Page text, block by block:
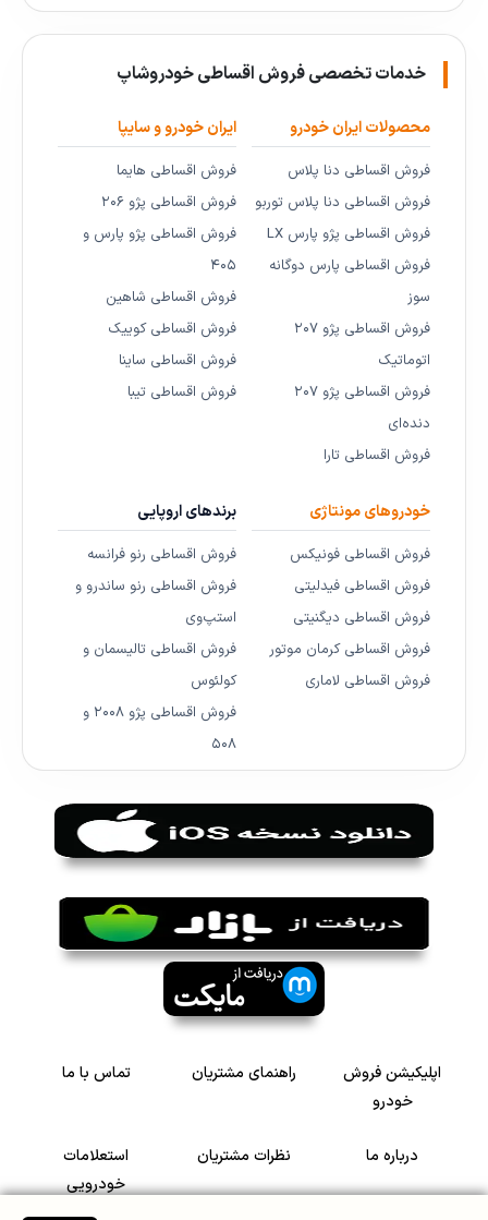
خدمات تخصصی فروش اقساطی خودروشاپ
محصولات ایران خودرو
فروش اقساطی دنا پلاس
فروش اقساطی دنا پلاس توربو
فروش اقساطی پژو پارس LX
فروش اقساطی پارس دوگانه
سوز
فروش اقساطی پژو ۲۰۷
اتوماتیک
فروش اقساطی پژو ۲۰۷
دنده‌ای
فروش اقساطی تارا
ایران خودرو و سایپا
فروش اقساطی هایما
فروش اقساطی پژو ۲۰۶
فروش اقساطی پژو پارس و
۴۰۵
فروش اقساطی شاهین
فروش اقساطی کوییک
فروش اقساطی ساینا
فروش اقساطی تیبا
خودروهای مونتاژی
فروش اقساطی فونیکس
فروش اقساطی فیدلیتی
فروش اقساطی دیگنیتی
فروش اقساطی کرمان موتور
فروش اقساطی لاماری
برندهای اروپایی
فروش اقساطی رنو فرانسه
فروش اقساطی رنو ساندرو و
استپ‌وی
فروش اقساطی تالیسمان و
کولئوس
فروش اقساطی پژو ۲۰۰۸ و
۵۰۸
اپلیکیشن فروش
خودرو
راهنمای مشتریان تماس با ما
درباره ما نظرات مشتریان
استعلامات
خودرویی